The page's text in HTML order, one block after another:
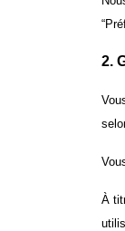
2.
À